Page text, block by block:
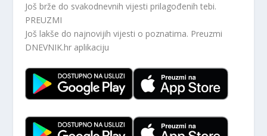
Još brže do svakodnevnih vijesti prilagođenih tebi.
PREUZMI
Još lakše do najnovijih vijesti o poznatima. Preuzmi
DNEVNIK.hr aplikaciju